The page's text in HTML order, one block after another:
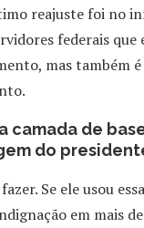
reajuste foi no
federais
mas também
camada de
do
Se ele usou
em mais